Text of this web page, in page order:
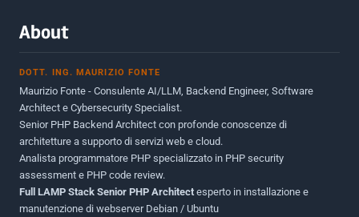
Giugno 2012
Maggio 2011
Dicembre 2010
Ottobre 2010
Maggio 2010
About
DOTT. ING. MAURIZIO FONTE
Maurizio Fonte - Consulente AI/LLM, Backend Engineer, Software
Architect e Cybersecurity Specialist.
Senior PHP Backend Architect con profonde conoscenze di
architetture a supporto di servizi web e cloud.
Analista programmatore PHP specializzato in PHP security
assessment e PHP code review.
Full LAMP Stack Senior PHP Architect esperto in installazione e
manutenzione di webserver Debian / Ubuntu